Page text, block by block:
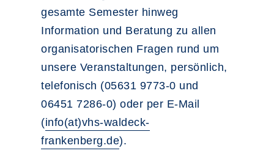
gesamte Semester hinweg
Information und Beratung zu allen
organisatorischen Fragen rund um
unsere Veranstaltungen, persönlich,
telefonisch (05631 9773-0 und
06451 7286-0) oder per E-Mail
(info(at)vhs-waldeck-
frankenberg.de).